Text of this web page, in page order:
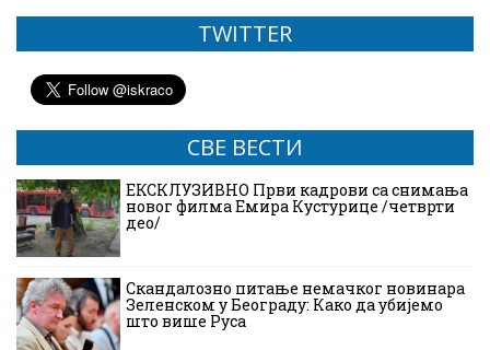
TWITTER
СВЕ ВЕСТИ
ЕКСКЛУЗИВНО Први кадрови са снимања
новог филма Емира Кустурице /четврти
део/
Скандалозно питање немачког новинара
Зеленском у Београду: Како да убијемо
што више Руса